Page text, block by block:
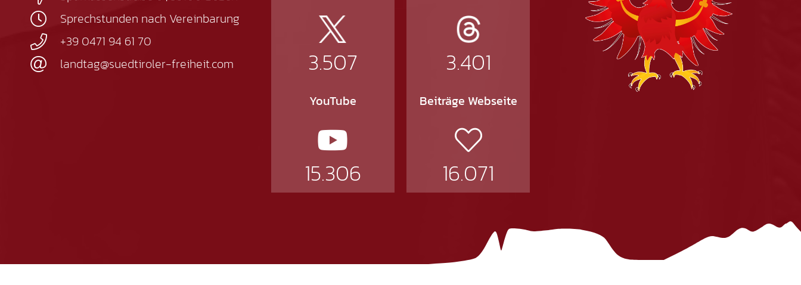
Sprechstunden nach Vereinbarung
+39 0471 94 61 70
landtag@suedtiroler-freiheit.com
3.507 3.401
YouTube
15.306
Beiträge Webseite
16.071